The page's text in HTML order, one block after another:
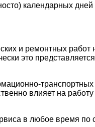
календарных
и ремонтных работ
это
транспортных
влияет на
в любое время по